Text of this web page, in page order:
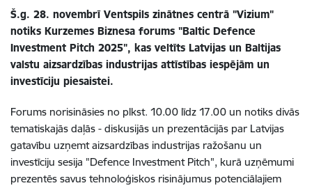
Š.g. 28. novembrī Ventspils zinātnes centrā "Vizium"
notiks Kurzemes Biznesa forums "Baltic Defence
Investment Pitch 2025", kas veltīts Latvijas un Baltijas
valstu aizsardzības industrijas attīstības iespējām un
investīciju piesaistei.
Forums norisināsies no plkst. 10.00 līdz 17.00 un notiks divās
tematiskajās daļās - diskusijās un prezentācijās par Latvijas
gatavību uzņemt aizsardzības industrijas ražošanu un
investīciju sesija "Defence Investment Pitch", kurā uzņēmumi
prezentēs savus tehnoloģiskos risinājumus potenciālajiem